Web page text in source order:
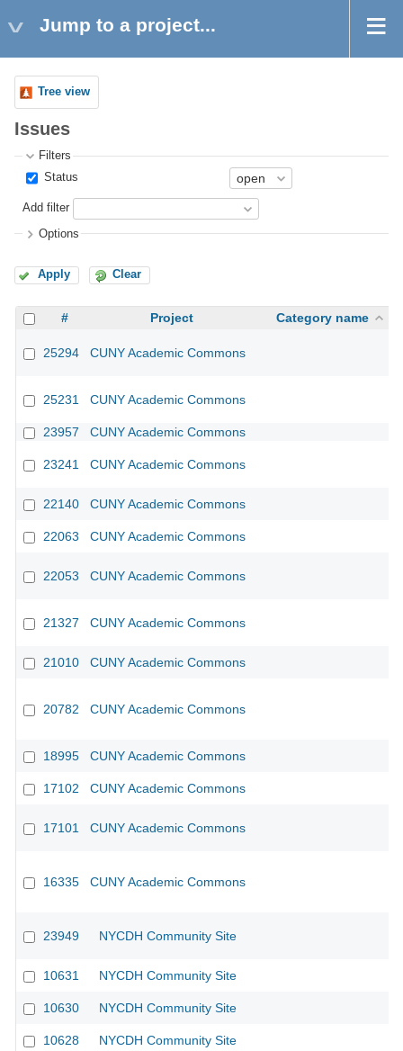
Jump to a project...
Tree view
Issues
Filters
Status
Add filter
Options
Apply Clear
# Project Category name
25294 CUNY Academic Commons
25231 CUNY Academic Commons
23957 CUNY Academic Commons
23241 CUNY Academic Commons
22140 CUNY Academic Commons
22063 CUNY Academic Commons
22053 CUNY Academic Commons
21327 CUNY Academic Commons
21010 CUNY Academic Commons
20782 CUNY Academic Commons
18995 CUNY Academic Commons
17102 CUNY Academic Commons
17101 CUNY Academic Commons
16335 CUNY Academic Commons
23949 NYCDH Community Site
10631 NYCDH Community Site
10630 NYCDH Community Site
10628 NYCDH Community Site